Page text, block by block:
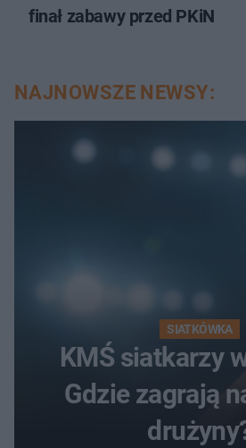
finał zabawy przed PKiN
NAJNOWSZE NEWSY:
SIATKÓWKA
KMŚ siatkarzy
Gdzie zagrają